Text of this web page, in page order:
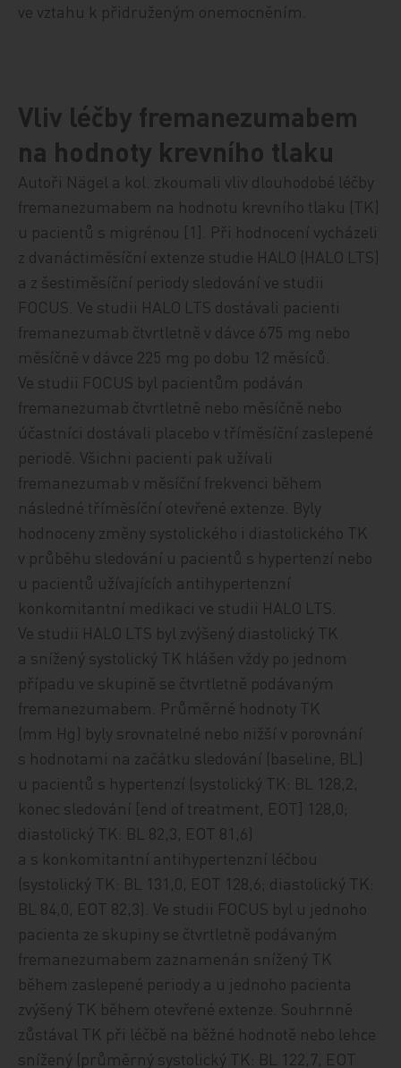
ve vztahu k přidruženým onemocněním.
Vliv léčby fremanezumabem
na hodnoty krevního tlaku
Autoři Nägel a kol. zkoumali vliv dlouhodobé léčby
fremanezumabem na hodnotu krevního tlaku (TK)
u pacientů s migrénou [1]. Při hodnocení vycházeli
z dvanáctiměsíční extenze studie HALO (HALO LTS)
a z šestiměsíční periody sledování ve studii
FOCUS. Ve studii HALO LTS dostávali pacienti
fremanezumab čtvrtletně v dávce 675 mg nebo
měsíčně v dávce 225 mg po dobu 12 měsíců.
Ve studii FOCUS byl pacientům podáván
fremanezumab čtvrtletně nebo měsíčně nebo
účastníci dostávali placebo v tříměsíční zaslepené
periodě. Všichni pacienti pak užívali
fremanezumab v měsíční frekvenci během
následné tříměsíční otevřené extenze. Byly
hodnoceny změny systolického i diastolického TK
v průběhu sledování u pacientů s hypertenzí nebo
u pacientů užívajících antihypertenzní
konkomitantní medikaci ve studii HALO LTS.
Ve studii HALO LTS byl zvýšený diastolický TK
a snížený systolický TK hlášen vždy po jednom
případu ve skupině se čtvrtletně podávaným
fremanezumabem. Průměrné hodnoty TK
(mm Hg) byly srovnatelné nebo nižší v porovnání
s hodnotami na začátku sledování (baseline, BL)
u pacientů s hypertenzí (systolický TK: BL 128,2,
konec sledování [end of treatment, EOT] 128,0;
diastolický TK: BL 82,3, EOT 81,6)
a s konkomitantní antihypertenzní léčbou
(systolický TK: BL 131,0, EOT 128,6; diastolický TK:
BL 84,0, EOT 82,3). Ve studii FOCUS byl u jednoho
pacienta ze skupiny se čtvrtletně podávaným
fremanezumabem zaznamenán snížený TK
během zaslepené periody a u jednoho pacienta
zvýšený TK během otevřené extenze. Souhrnně
zůstával TK při léčbě na běžné hodnotě nebo lehce
snížený (průměrný systolický TK: BL 122,7, EOT